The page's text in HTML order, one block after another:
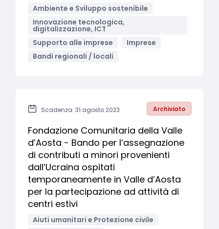
Ambiente e Sviluppo sostenibile
Innovazione tecnologica,
digitalizzazione, ICT
Supporto alle imprese
Imprese
Bandi regionali / locali
Scadenza: 31 agosto 2023 Archiviato
Fondazione Comunitaria della Valle
d’Aosta - Bando per l’assegnazione
di contributi a minori provenienti
dall’Ucraina ospitati
temporaneamente in Valle d’Aosta
per la partecipazione ad attività di
centri estivi
Aiuti umanitari e Protezione civile